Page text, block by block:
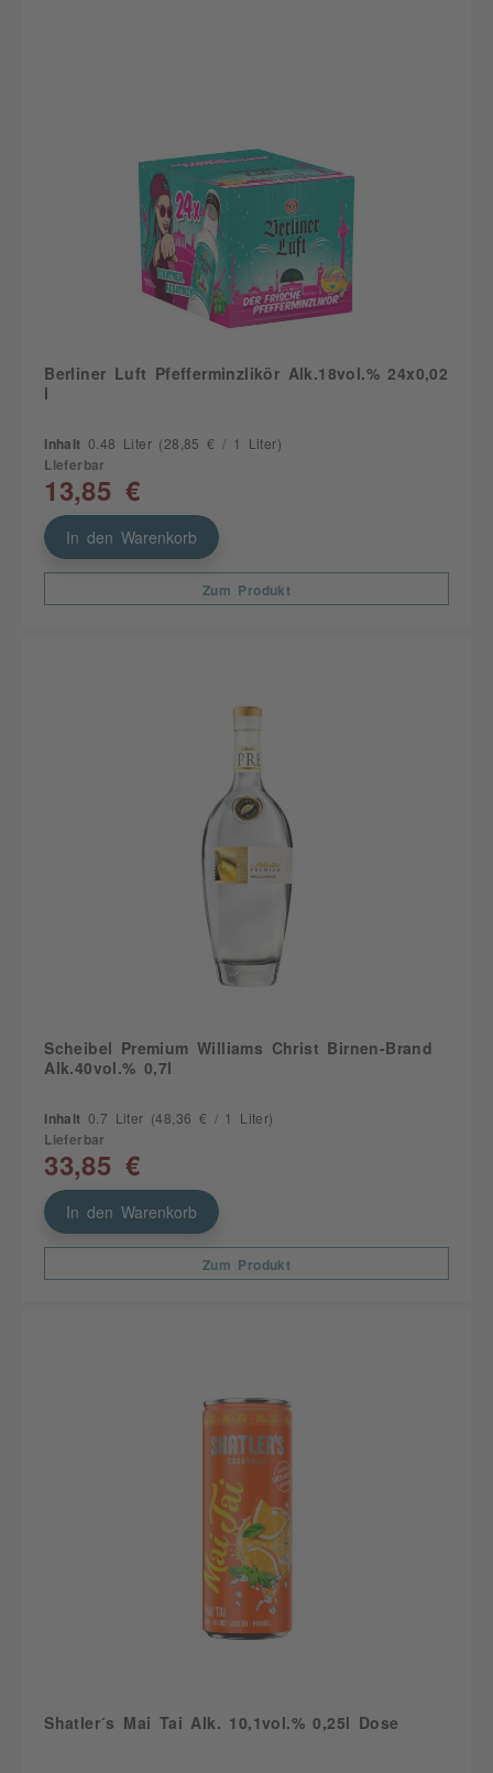
Berliner Luft Pfefferminzlikör Alk.18vol.% 24x0,02
l
Inhalt 0.48 Liter (28,85 € / 1 Liter)
Lieferbar
13,85 €
In den Warenkorb
Zum Produkt
Scheibel Premium Williams Christ Birnen-Brand
Alk.40vol.% 0,7l
Inhalt 0.7 Liter (48,36 € / 1 Liter)
Lieferbar
33,85 €
In den Warenkorb
Zum Produkt
Shatler´s Mai Tai Alk. 10,1vol.% 0,25l Dose